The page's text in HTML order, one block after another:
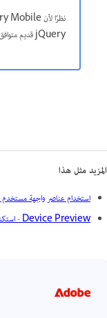
jQuery قديم متوافق لمشاريع jQuery Mobile الحالية.
المزيد مثل هذا
استخدام عناصر واجهة مستخدم jQuery في صفحات الويب في Dreamweaver
Device Preview - استكشاف المشكلات وإصلاحها